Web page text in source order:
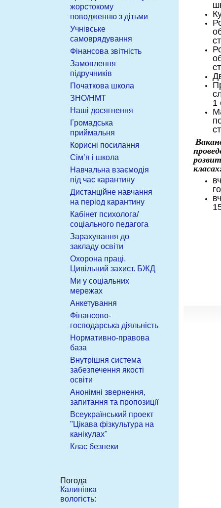
жорстокому
поводженню з дітьми
Учнівське
самоврядування
Фінансова звітність
Замовлення
підручників
Початкова школа
ЗНО/НМТ
Наші досягнення
Громадська
приймальня
Корисні посилання
Сім’я і школа
Навчальна взаємодія
під час карантину
Дистанційне навчання
на період карантину
Кабінет психолога/
соціального педагога
Зарахування до
закладу освіти
Охорона праці.
Цивільний захист. БЖД
Ми у соціальних
мережах
Анкетування
Фінансово-
господарська діяльність
Нормативно-правова
база
Внутрішня система
забезпечення якості
освіти
Анонімні звернення,
запитання та пропозиції
Всеукраїнський проект
"Цікава фізкультура на
канікулах"
Клас безпеки
Погода
Калинівка
вологість:
1